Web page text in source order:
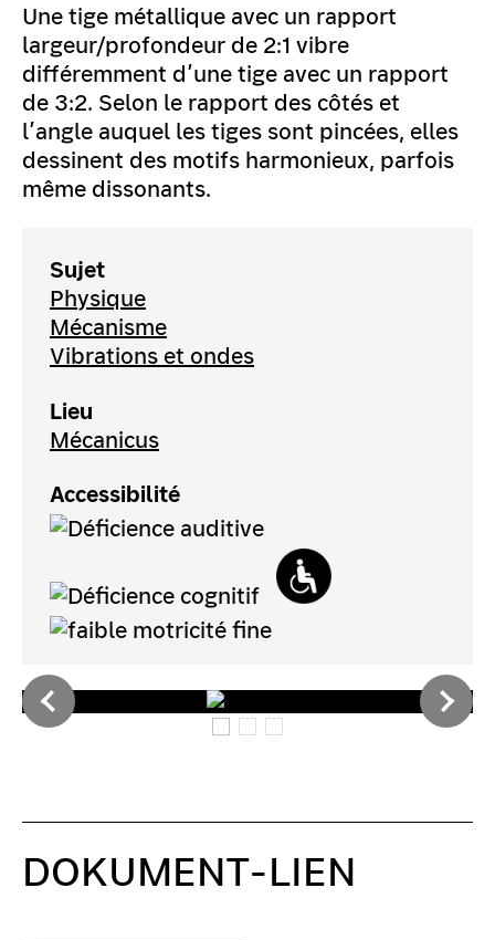
Une tige métallique avec un rapport
largeur/profondeur de 2:1 vibre
différemment d’une tige avec un rapport
de 3:2. Selon le rapport des côtés et
l’angle auquel les tiges sont pincées, elles
dessinent des motifs harmonieux, parfois
même dissonants.
Sujet
Physique
Mécanisme
Vibrations et ondes
Lieu
Mécanicus
Accessibilité
DOKUMENT-LIEN